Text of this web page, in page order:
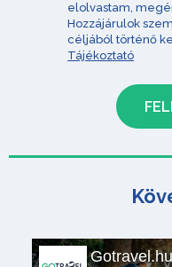
elolvastam,
Hozzájárulok
céljából történő
Tájékoztató
Gotravel.hu